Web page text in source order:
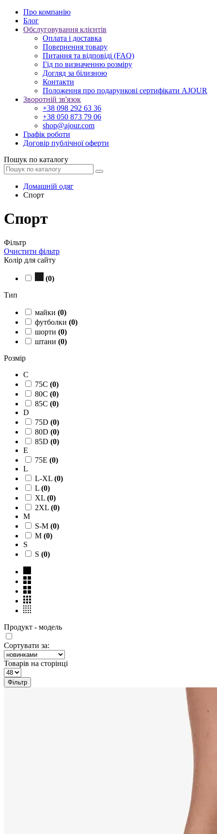
Про компанію
Блог
Обслуговування клієнтів
Оплата і доставка
Повернення товару
Питання та відповіді (FAQ)
Гід по визначенню розміру
Догляд за білизною
Контакти
Положення про подарункові сертифікати AJOUR
Зворотній зв'язок
+38 098 292 63 36
+38 050 873 79 06
shop@ajour.com
Графік роботи
Договір публічної оферти
Пошук по каталогу
Домашній одяг
Спорт
Спорт
Фільтр
Очистити фільтр
Колір для сайту
(0)
Тип
майки (0)
футболки (0)
шорти (0)
штани (0)
Розмір
C
75C (0)
80C (0)
85C (0)
D
75D (0)
80D (0)
85D (0)
E
75E (0)
L
L-XL (0)
L (0)
XL (0)
2XL (0)
M
S-M (0)
M (0)
S
S (0)
Продукт - модель
Сортувати за:
Товарів на сторінці
Фільтр